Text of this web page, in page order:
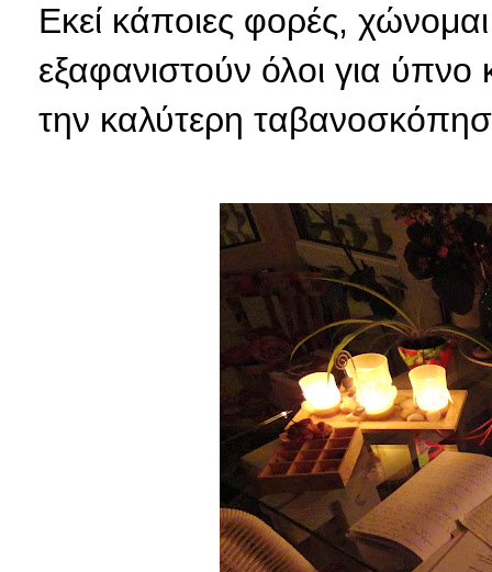
Εκεί κάποιες φορές,
εξαφανιστούν όλοι για
την καλύτερη